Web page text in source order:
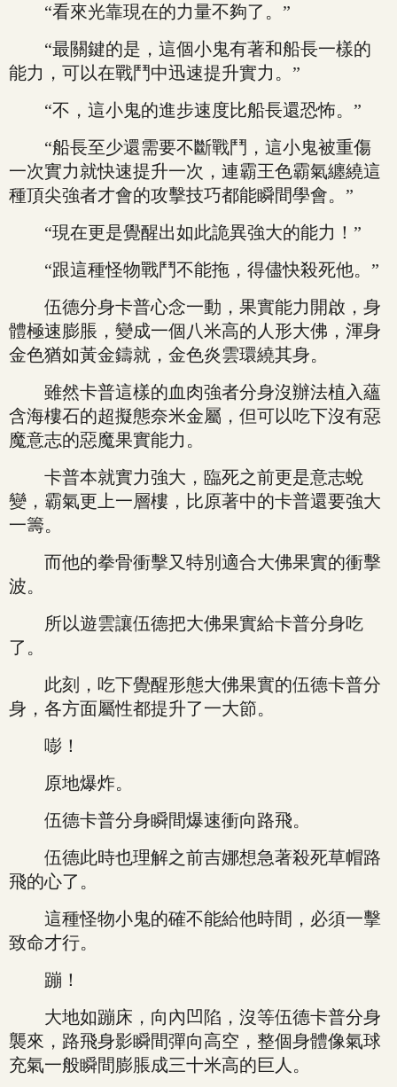
“看來光靠現在的力量不夠了。”
“最關鍵的是，這個小鬼有著和船長一樣的
能力，可以在戰鬥中迅速提升實力。”
“不，這小鬼的進步速度比船長還恐怖。”
“船長至少還需要不斷戰鬥，這小鬼被重傷
一次實力就快速提升一次，連霸王色霸氣纏繞這
種頂尖強者才會的攻擊技巧都能瞬間學會。”
“現在更是覺醒出如此詭異強大的能力！”
“跟這種怪物戰鬥不能拖，得儘快殺死他。”
伍德分身卡普心念一動，果實能力開啟，身
體極速膨脹，變成一個八米高的人形大佛，渾身
金色猶如黃金鑄就，金色炎雲環繞其身。
雖然卡普這樣的血肉強者分身沒辦法植入蘊
含海樓石的超擬態奈米金屬，但可以吃下沒有惡
魔意志的惡魔果實能力。
卡普本就實力強大，臨死之前更是意志蛻
變，霸氣更上一層樓，比原著中的卡普還要強大
一籌。
而他的拳骨衝擊又特別適合大佛果實的衝擊
波。
所以遊雲讓伍德把大佛果實給卡普分身吃
了。
此刻，吃下覺醒形態大佛果實的伍德卡普分
身，各方面屬性都提升了一大節。
嘭！
原地爆炸。
伍德卡普分身瞬間爆速衝向路飛。
伍德此時也理解之前吉娜想急著殺死草帽路
飛的心了。
這種怪物小鬼的確不能給他時間，必須一擊
致命才行。
蹦！
大地如蹦床，向內凹陷，沒等伍德卡普分身
襲來，路飛身影瞬間彈向高空，整個身體像氣球
充氣一般瞬間膨脹成三十米高的巨人。